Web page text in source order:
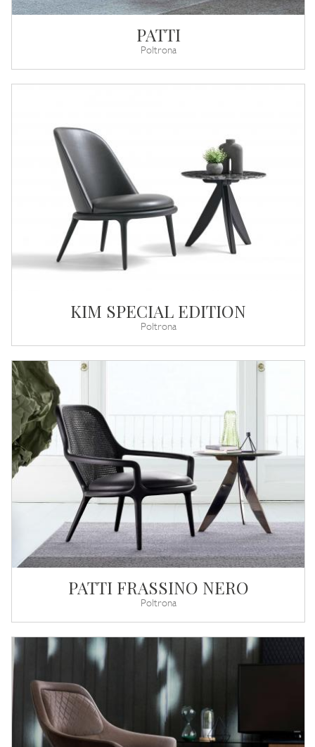
PATTI
Poltrona
KIM SPECIAL EDITION
Poltrona
PATTI FRASSINO NERO
Poltrona